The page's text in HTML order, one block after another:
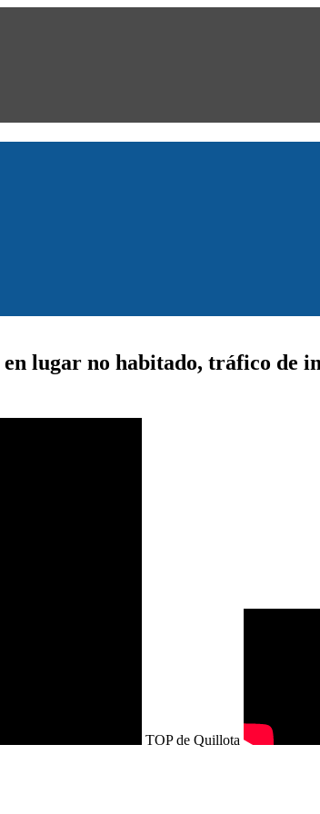
lugar no habitado, tráfico de
TOP de Quillota